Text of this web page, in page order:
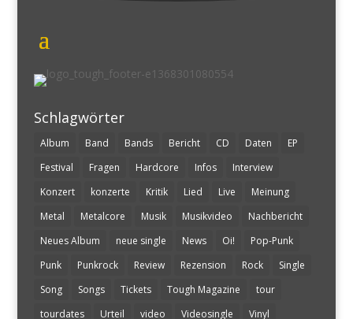
Schlagwörter
Album Band Bands Bericht CD Daten
EP
Festival
Fragen Hardcore Infos
Interview
Konzert
konzerte Kritik Lied Live
Meinung
Metal
Metalcore Musik Musikvideo
Nachbericht
Neues Album
neue single News Oi!
Pop-Punk
Punk
Punkrock Review Rezension Rock
Single
Song
Songs Tickets Tough Magazine
tour
tourdates
Urteil video Videosingle Vinyl